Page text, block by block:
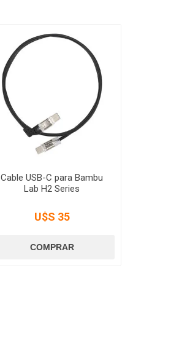
Cable USB-C para Bambu
Lab H2 Series
U$S 35